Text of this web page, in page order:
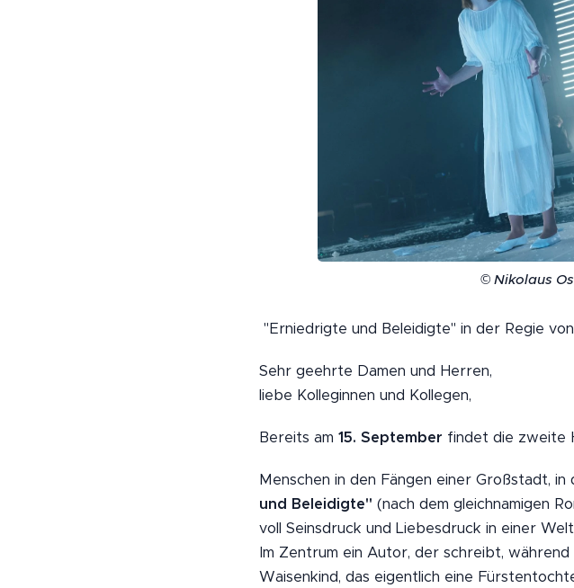
© Nikolaus
"Erniedrigte und Beleidigte" in der Regie
Sehr geehrte Damen und Herren,
liebe Kolleginnen und Kollegen,
Bereits am 15. September findet die zweite
Menschen in den Fängen einer Großstadt,
und Beleidigte" (nach dem gleichnamigen
voll Seinsdruck und Liebesdruck in einer
Im Zentrum ein Autor, der schreibt,
Waisenkind, das eigentlich eine